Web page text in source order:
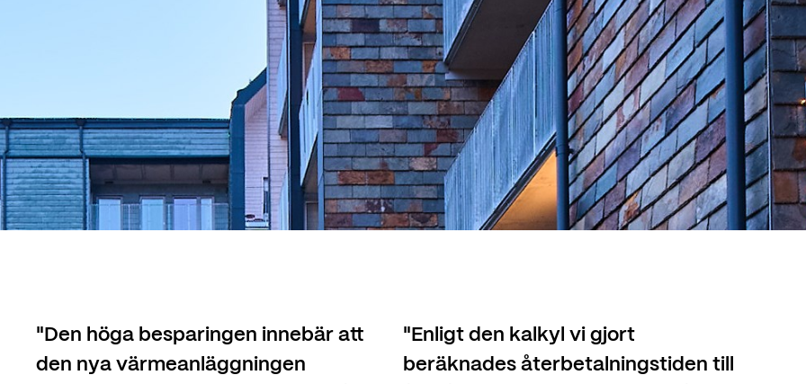
" Den höga besparingen innebär att
den nya värmeanläggningen
" Enligt den kalkyl vi gjort
beräknades återbetalningstiden till